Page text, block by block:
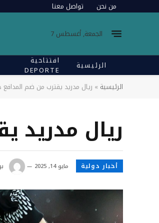
من نحن تواصل معنا
الجمعة, أغسطس 7
الرئيسية
افتتاحية
DEPORTE
الرئيسية » ريال مدريد يقترب من ضم
ريال مدريد
أخبار دولية مايو 14, 2025